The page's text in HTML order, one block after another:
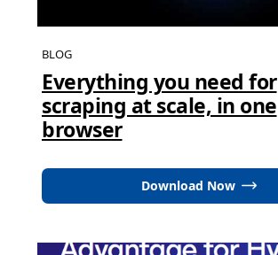
BLOG
Everything you need for
scraping at scale, in one
browser
Download Now